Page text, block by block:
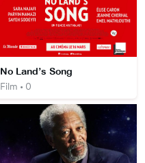
No Land’s Song
Film • 0